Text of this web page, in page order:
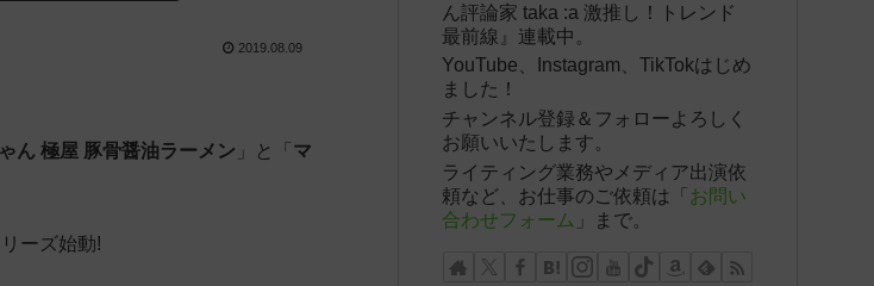
2019.08.09
ん 極屋 豚骨醤油ラーメン 」と「 マ
ーズ始動!
ん評論家 taka :a 激推し！トレンド
最前線』連載中。
YouTube、Instagram、TikTokはじめ
ました！
チャンネル登録＆フォローよろしく
お願いいたします。
ライティング業務やメディア出演依
頼など、お仕事のご依頼は「 お問い
合わせフォーム 」まで。